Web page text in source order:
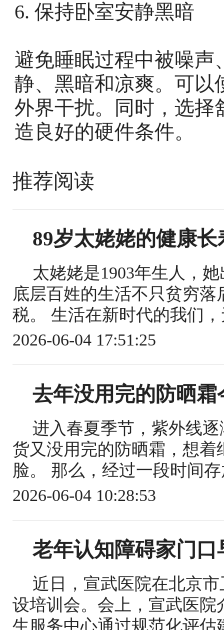
6. 保持卧室安静黑暗
避免睡眠过程中被噪声
静、黑暗和凉爽。可以
外界干扰。同时，选择
造良好的硬件条件。
推荐阅读
89岁太姥姥的健康
太姥姥是1903年生人，
底层百姓的生活不只贫穷
税。 生活在新时代的我们
2026-06-04 17:51:25
去年没用完的防晒
进入春夏季节，紫外线
货又没用完的防晒霜，想
脸。 那么，经过一段时间
2026-06-04 10:28:53
老年认知障碍家门口
近日，宣武医院在北京
设培训会。会上，宣武医院
生服务中心通过规范化评